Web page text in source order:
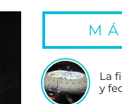
La
y